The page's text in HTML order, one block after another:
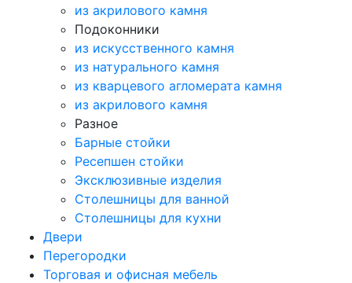
из акрилового камня
Подоконники
из искусственного камня
из натурального камня
из кварцевого агломерата камня
из акрилового камня
Разное
Барные стойки
Ресепшен стойки
Эксклюзивные изделия
Столешницы для ванной
Столешницы для кухни
Двери
Перегородки
Торговая и офисная мебель